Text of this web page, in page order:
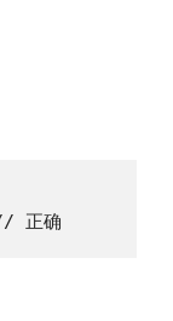
正确